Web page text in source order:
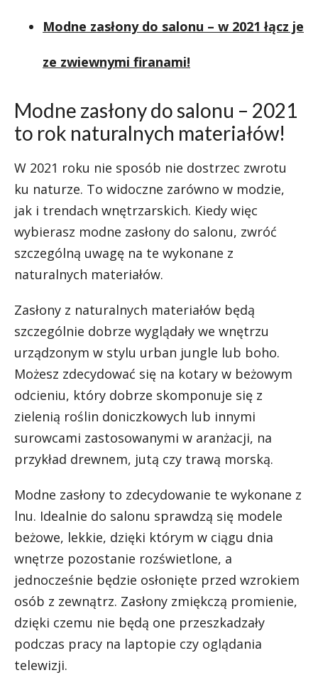
Modne zasłony do salonu – w 2021 łącz je
ze zwiewnymi firanami!
Modne zasłony do salonu – 2021
to rok naturalnych materiałów!
W 2021 roku nie sposób nie dostrzec zwrotu
ku naturze. To widoczne zarówno w modzie,
jak i trendach wnętrzarskich. Kiedy więc
wybierasz modne zasłony do salonu, zwróć
szczególną uwagę na te wykonane z
naturalnych materiałów.
Zasłony z naturalnych materiałów będą
szczególnie dobrze wyglądały we wnętrzu
urządzonym w stylu urban jungle lub boho.
Możesz zdecydować się na kotary w beżowym
odcieniu, który dobrze skomponuje się z
zielenią roślin doniczkowych lub innymi
surowcami zastosowanymi w aranżacji, na
przykład drewnem, jutą czy trawą morską.
Modne zasłony to zdecydowanie te wykonane z
lnu. Idealnie do salonu sprawdzą się modele
beżowe, lekkie, dzięki którym w ciągu dnia
wnętrze pozostanie rozświetlone, a
jednocześnie będzie osłonięte przed wzrokiem
osób z zewnątrz. Zasłony zmiękczą promienie,
dzięki czemu nie będą one przeszkadzały
podczas pracy na laptopie czy oglądania
telewizji.